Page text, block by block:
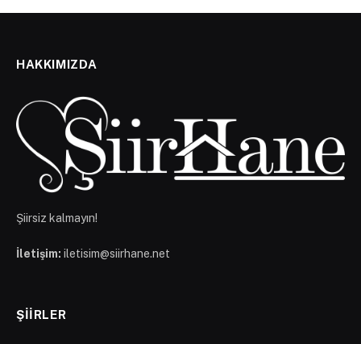
HAKKIMIZDA
Şiirsiz kalmayın!
İletişim: iletisim@siirhane.net
ŞIIRLER